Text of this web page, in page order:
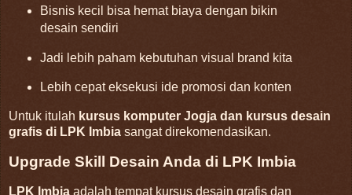
Bisnis kecil bisa hemat biaya dengan bikin
desain sendiri
Jadi lebih paham kebutuhan visual brand kita
Lebih cepat eksekusi ide promosi dan konten
Untuk itulah kursus komputer Jogja dan kursus desain
grafis di LPK Imbia sangat direkomendasikan.
Upgrade Skill Desain Anda di LPK Imbia
LPK Imbia adalah tempat kursus desain grafis dan